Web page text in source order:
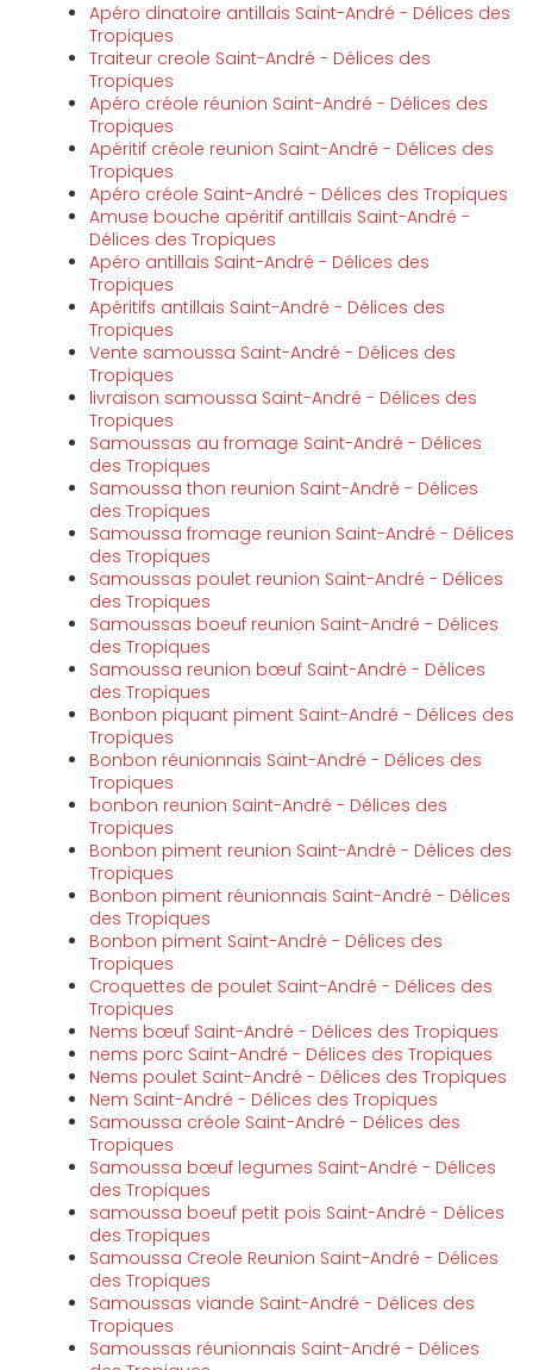
Apéro dinatoire antillais Saint-André - Délices des
Tropiques
Traiteur creole Saint-André - Délices des
Tropiques
Apéro créole réunion Saint-André - Délices des
Tropiques
Apéritif créole reunion Saint-André - Délices des
Tropiques
Apéro créole Saint-André - Délices des Tropiques
Amuse bouche apéritif antillais Saint-André -
Délices des Tropiques
Apéro antillais Saint-André - Délices des
Tropiques
Apéritifs antillais Saint-André - Délices des
Tropiques
Vente samoussa Saint-André - Délices des
Tropiques
livraison samoussa Saint-André - Délices des
Tropiques
Samoussas au fromage Saint-André - Délices
des Tropiques
Samoussa thon reunion Saint-André - Délices
des Tropiques
Samoussa fromage reunion Saint-André - Délices
des Tropiques
Samoussas poulet reunion Saint-André - Délices
des Tropiques
Samoussas boeuf reunion Saint-André - Délices
des Tropiques
Samoussa reunion bœuf Saint-André - Délices
des Tropiques
Bonbon piquant piment Saint-André - Délices des
Tropiques
Bonbon réunionnais Saint-André - Délices des
Tropiques
bonbon reunion Saint-André - Délices des
Tropiques
Bonbon piment reunion Saint-André - Délices des
Tropiques
Bonbon piment réunionnais Saint-André - Délices
des Tropiques
Bonbon piment Saint-André - Délices des
Tropiques
Croquettes de poulet Saint-André - Délices des
Tropiques
Nems bœuf Saint-André - Délices des Tropiques
nems porc Saint-André - Délices des Tropiques
Nems poulet Saint-André - Délices des Tropiques
Nem Saint-André - Délices des Tropiques
Samoussa créole Saint-André - Délices des
Tropiques
Samoussa bœuf legumes Saint-André - Délices
des Tropiques
samoussa boeuf petit pois Saint-André - Délices
des Tropiques
Samoussa Creole Reunion Saint-André - Délices
des Tropiques
Samoussas viande Saint-André - Délices des
Tropiques
Samoussas réunionnais Saint-André - Délices